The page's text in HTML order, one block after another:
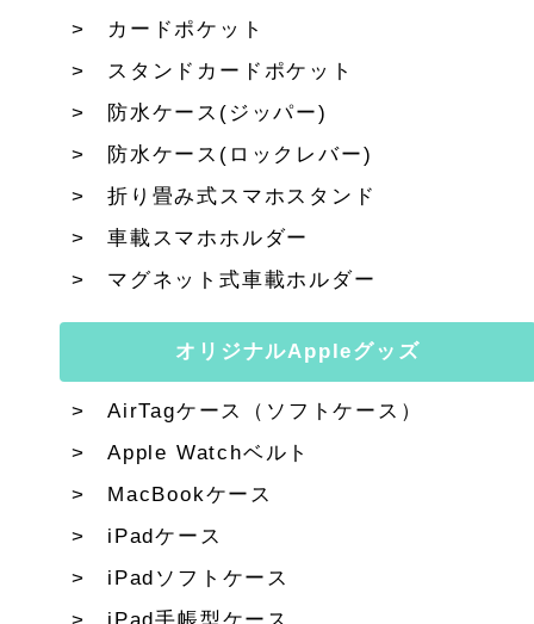
カードポケット
スタンドカードポケット
防水ケース(ジッパー)
防水ケース(ロックレバー)
折り畳み式スマホスタンド
車載スマホホルダー
マグネット式車載ホルダー
オリジナルAppleグッズ
AirTagケース（ソフトケース）
Apple Watchベルト
MacBookケース
iPadケース
iPadソフトケース